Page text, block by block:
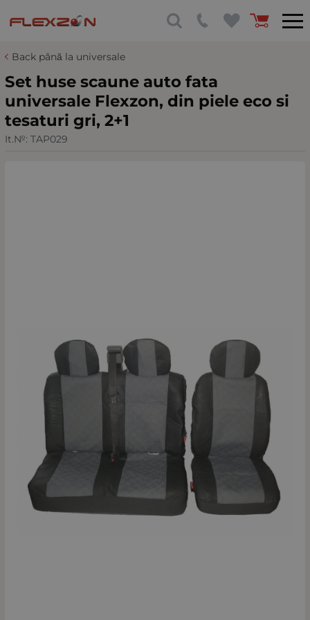
Back până la universale
Set huse scaune auto fata
universale Flexzon, din piele eco si
tesaturi gri, 2+1
It.№: TAP029